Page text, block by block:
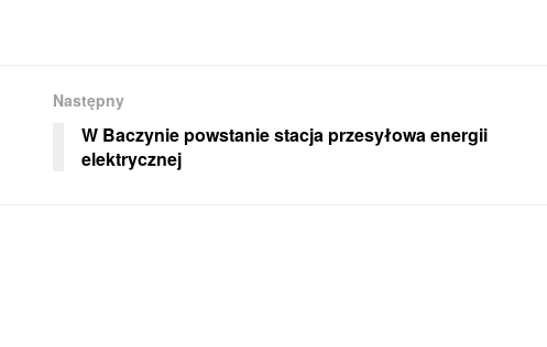
Następny
W Baczynie powstanie stacja przesyłowa energii
elektrycznej